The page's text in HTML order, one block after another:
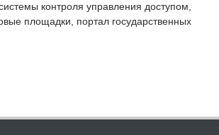
контроля управления доступом,
площадки, портал государственных